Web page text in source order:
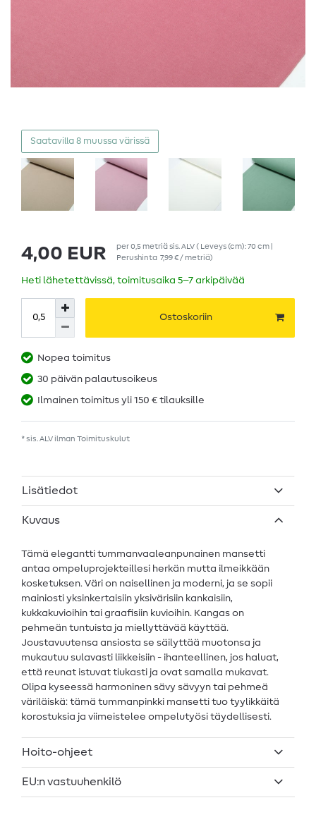
Saatavilla 8 muussa värissä
4,00 EUR per0,5 metriäsis. ALV( Leveys (cm): 70 cm |
Perushinta 7,99 € / metriä)
Heti lähetettävissä, toimitusaika 5–7 arkipäivää
Ostoskoriin
Nopea toimitus
30 päivän palautusoikeus
Ilmainen toimitus yli 150 € tilauksille
* sis. ALV ilman Toimituskulut
Lisätiedot
Kuvaus
Tämä elegantti tummanvaaleanpunainen mansetti
antaa ompeluprojekteillesi herkän mutta ilmeikkään
kosketuksen. Väri on naisellinen ja moderni, ja se sopii
mainiosti yksinkertaisiin yksivärisiin kankaisiin,
kukkakuvioihin tai graafisiin kuvioihin. Kangas on
pehmeän tuntuista ja miellyttävää käyttää.
Joustavuutensa ansiosta se säilyttää muotonsa ja
mukautuu sulavasti liikkeisiin - ihanteellinen, jos haluat,
että reunat istuvat tiukasti ja ovat samalla mukavat.
Olipa kyseessä harmoninen sävy sävyyn tai pehmeä
väriläiskä: tämä tummanpinkki mansetti tuo tyylikkäitä
korostuksia ja viimeistelee ompelutyösi täydellisesti.
Hoito-ohjeet
EU:n vastuuhenkilö